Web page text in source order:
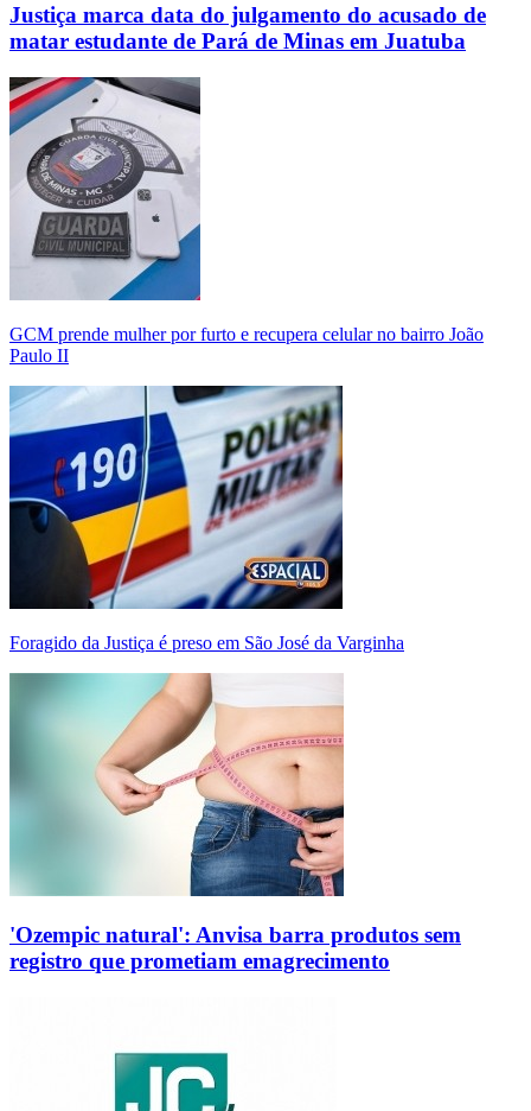
Justiça marca data do julgamento do acusado de
matar estudante de Pará de Minas em Juatuba
GCM prende mulher por furto e recupera celular no bairro João
Paulo II
Foragido da Justiça é preso em São José da Varginha
'Ozempic natural': Anvisa barra produtos sem
registro que prometiam emagrecimento